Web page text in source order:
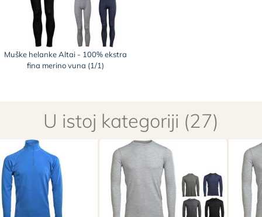
Muške helanke Altai - 100% ekstra
fina merino vuna (1/1)
U istoj kategoriji (27)